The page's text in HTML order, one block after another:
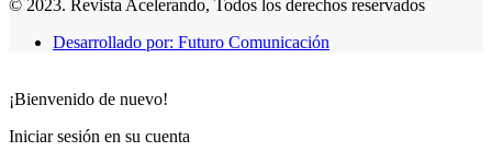
© 2023. Revista Acelerando, Todos los derechos reservados
Desarrollado por: Futuro Comunicación
¡Bienvenido de nuevo!
Iniciar sesión en su cuenta